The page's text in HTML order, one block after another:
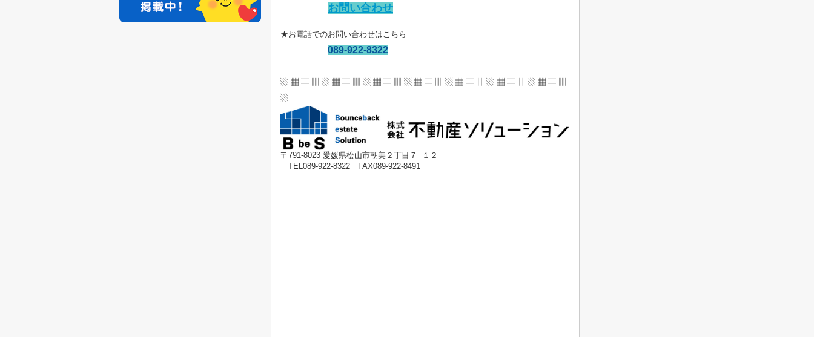
お問い合わせ
★お電話でのお問い合わせはこちら
089-922-8322
▧ ▦ ▤ ▥ ▧ ▦ ▤ ▥ ▧ ▦ ▤ ▥ ▧ ▦ ▤ ▥ ▧ ▦ ▤ ▥ ▧ ▦ ▤ ▥ ▧ ▦ ▤ ▥
▧
〒791-8023 愛媛県松山市朝美２丁目７−１２
TEL089-922-8322 FAX089-922-8491